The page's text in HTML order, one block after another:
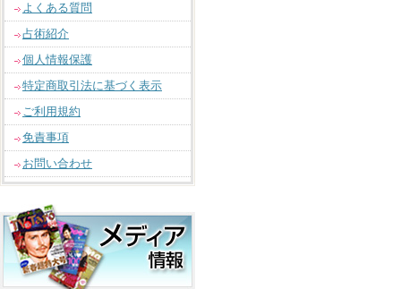
よくある質問
占術紹介
個人情報保護
特定商取引法に基づく表示
ご利用規約
免責事項
お問い合わせ